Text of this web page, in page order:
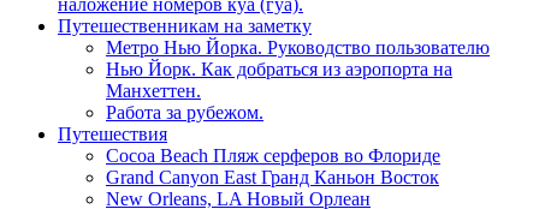
Путешественникам на заметку
Метро Нью Йорка. Руководство пользователю
Нью Йорк. Как добраться из аэропорта на
Манхеттен.
Работа за рубежом.
Путешествия
Cocoa Beach Пляж серферов во Флориде
Grand Canyon East Гранд Каньон Восток
New Orleans, LA Новый Орлеан